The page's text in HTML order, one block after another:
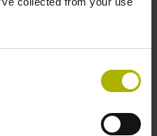
10-fach Interpolation